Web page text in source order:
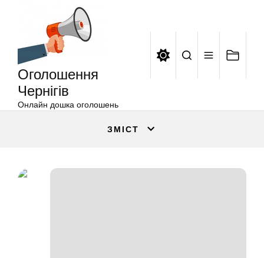
Оголошення
Чернігів
Онлайн дошка оголошень
ЗМІСТ